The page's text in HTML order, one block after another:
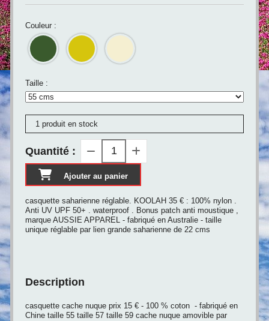
Couleur :
Taille :
1 produit en stock
Quantité :
Ajouter au panier
casquette saharienne réglable. KOOLAH 35 € : 100% nylon .
Anti UV UPF 50+ . waterproof . Bonus patch anti moustique ,
marque AUSSIE APPAREL - fabriqué en Australie - taille
unique réglable par lien grande saharienne de 22 cms
Description
casquette cache nuque prix 15 € - 100 % coton - fabriqué en
Chine taille 55 taille 57 taille 59 cache nuque amovible par